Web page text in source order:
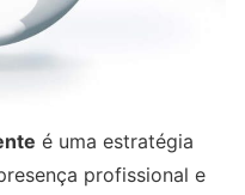
é uma estratégia
profissional e